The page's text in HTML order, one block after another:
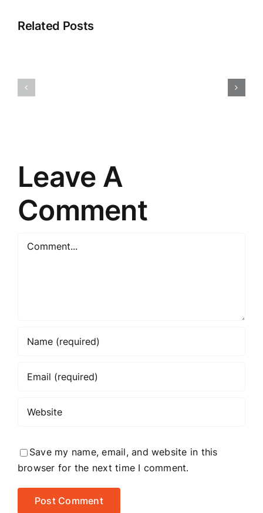
Related Posts
reklāma:
Iespējas
Leave A
Comment
Comment
Save my name, email, and website in this
browser for the next time I comment.